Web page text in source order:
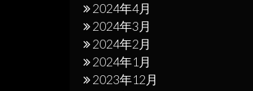
2024年4月
2024年3月
2024年2月
2024年1月
2023年12月